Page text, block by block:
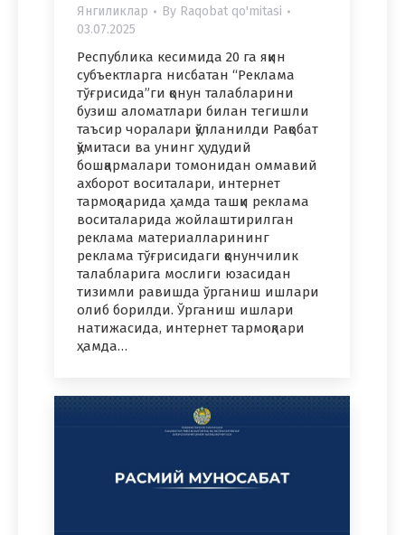
Янгиликлар By Raqobat qo'mitasi
03.07.2025
Республика кесимида 20 га яқин
субъектларга нисбатан “Реклама
тўғрисида”ги қонун талабларини
бузиш аломатлари билан тегишли
таъсир чоралари қўлланилди Рақобат
қўмитаси ва унинг ҳудудий
бошқармалари томонидан оммавий
ахборот воситалари, интернет
тармоқларида ҳамда ташқи реклама
воситаларида жойлаштирилган
реклама материалларининг
реклама тўғрисидаги қонунчилик
талабларига мослиги юзасидан
тизимли равишда ўрганиш ишлари
олиб борилди. Ўрганиш ишлари
натижасида, интернет тармоқлари
ҳамда…